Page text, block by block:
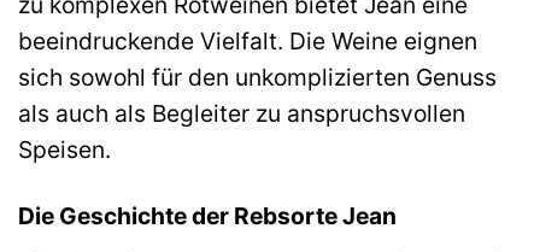
beeindruckende Vielfalt. Die Weine eignen
sich sowohl für den unkomplizierten Genuss
als auch als Begleiter zu anspruchsvollen
Speisen.
Die Geschichte der Rebsorte Jean